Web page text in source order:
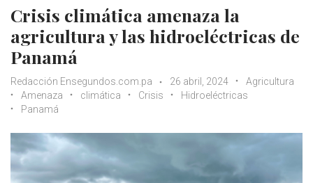
Crisis climática amenaza la
agricultura y las hidroeléctricas de
Panamá
Redacción Ensegundos.com.pa 26 abril, 2024
Agricultura
Amenaza
climática Crisis
Hidroeléctricas
Panamá